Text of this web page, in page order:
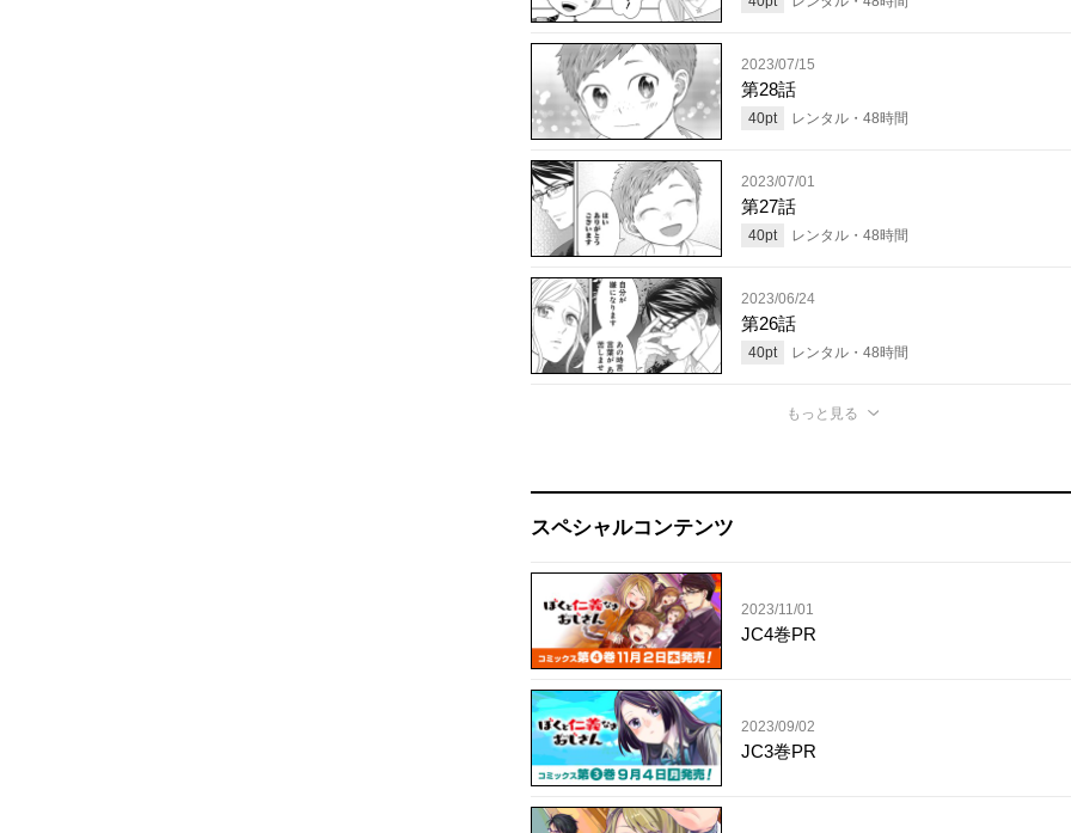
2023/07/15
第28話
40pt レンタル・ 48時間
2023/07/01
第27話
40pt レンタル・ 48時間
2023/06/24
第26話
40pt レンタル・ 48時間
もっと見る
スペシャルコンテンツ
2023/11/01
JC4巻PR
2023/09/02
JC3巻PR